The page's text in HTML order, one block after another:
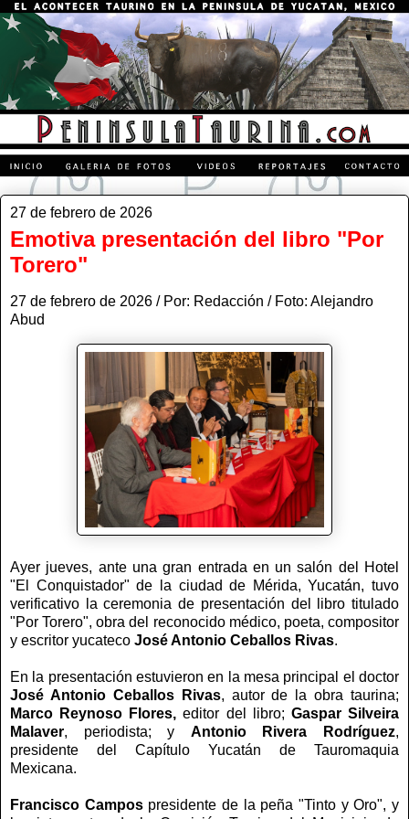
27 de febrero de 2026
Emotiva presentación del libro "Por
Torero"
27 de febrero de 2026 / Por: Redacción / Foto: Alejandro
Abud
Ayer jueves, ante una gran entrada en un salón del Hotel
"El Conquistador" de la ciudad de Mérida, Yucatán, tuvo
verificativo la ceremonia de presentación del libro titulado
"Por Torero", obra del reconocido médico, poeta, compositor
y escritor yucateco José Antonio Ceballos Rivas.
En la presentación estuvieron en la mesa principal el doctor
José Antonio Ceballos Rivas, autor de la obra taurina;
Marco Reynoso Flores, editor del libro; Gaspar Silveira
Malaver, periodista; y Antonio Rivera Rodríguez,
presidente del Capítulo Yucatán de Tauromaquia
Mexicana.
Francisco Campospresidente de la peña "Tinto y Oro", y